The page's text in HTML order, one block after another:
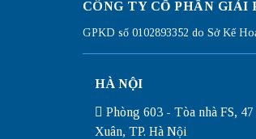
CÔNG TY CỔ PHẦN GIẢI
GPKD số 0102893352 do Sở Kế
HÀ NỘI
Phòng 603 - Tòa nhà FS,
Xuân, TP. Hà Nội